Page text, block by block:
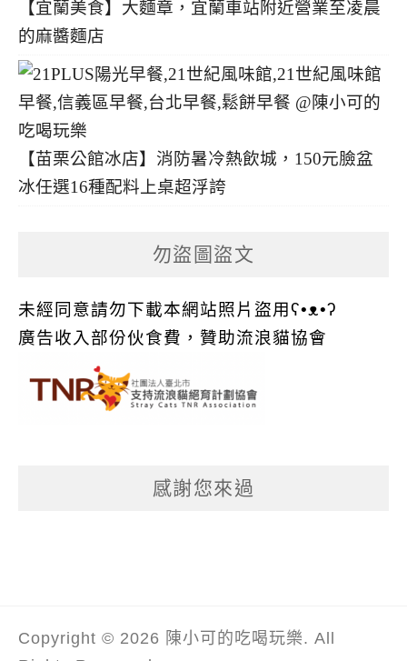
【宜蘭美食】大麵章，宜蘭車站附近營業至凌晨
的麻醬麵店
【苗栗公館冰店】消防暑冷熱飲城，150元臉盆
冰任選16種配料上桌超浮誇
勿盜圖盜文
未經同意請勿下載本網站照片盜用ʕ•ᴥ•ʔ
廣告收入部份伙食費，贊助流浪貓協會
感謝您來過
Copyright © 2026 陳小可的吃喝玩樂. All